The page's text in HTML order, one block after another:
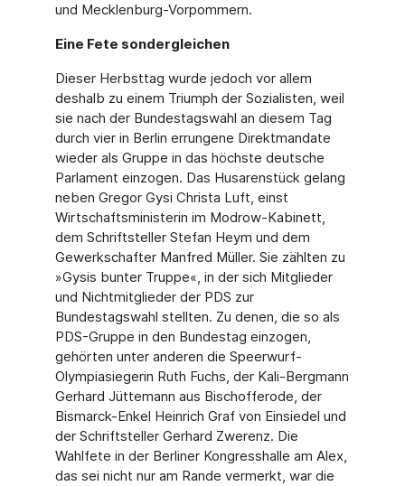
und Mecklenburg-Vorpommern.
Eine Fete sondergleichen
Dieser Herbsttag wurde jedoch vor allem
deshalb zu einem Triumph der Sozialisten, weil
sie nach der Bundestagswahl an diesem Tag
durch vier in Berlin errungene Direkt­mandate
wieder als Gruppe in das höchste deutsche
Parlament einzogen. Das Husaren­stück gelang
neben Gregor Gysi Christa Luft, einst
Wirtschaftsministerin im Modrow-Ka­binett,
dem Schriftsteller Stefan Heym und dem
Gewerkschafter Manfred Müller. Sie zählten zu
»Gysis bunter Truppe«, in der sich Mitglieder
und Nichtmitglieder der PDS zur
Bundestagswahl stellten. Zu denen, die so als
PDS-Gruppe in den Bundestag einzogen,
gehörten unter anderen die Speerwurf-
Olympiasiegerin Ruth Fuchs, der Kali-Bergmann
Gerhard Jüttemann aus Bischofferode, der
Bismarck-Enkel Heinrich Graf von Einsiedel und
der Schriftsteller Gerhard Zwerenz. Die
Wahlfete in der Berliner Kongresshalle am Alex,
das sei nicht nur am Rande vermerkt, war die